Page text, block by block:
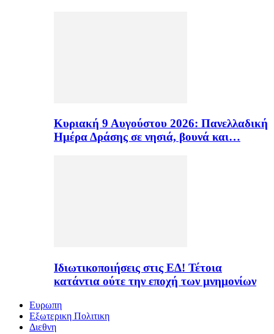
Κυριακή 9 Αυγούστου 2026: Πανελλαδική
Ημέρα Δράσης σε νησιά, βουνά και…
Ιδιωτικοποιήσεις στις ΕΔ! Τέτοια
κατάντια ούτε την εποχή των μνημονίων
Ευρωπη
Εξωτερικη Πολιτικη
Διεθνη